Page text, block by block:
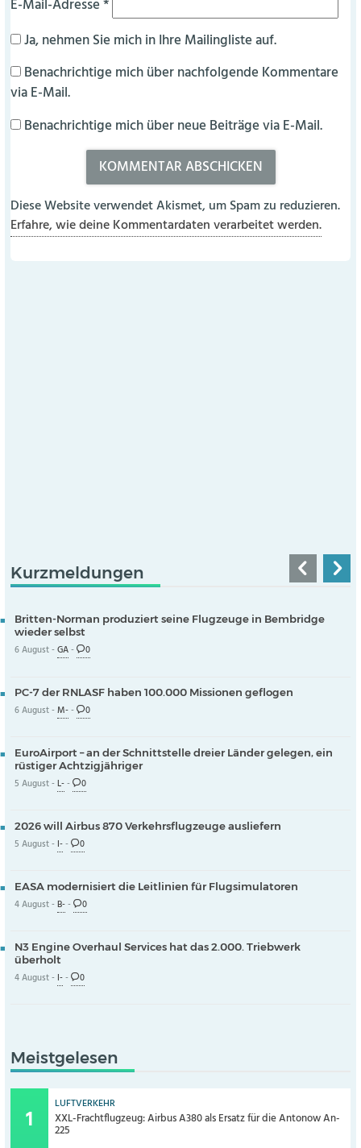
E-Mail-Adresse*
Ja, nehmen Sie mich in Ihre Mailingliste auf.
Benachrichtige mich über nachfolgende Kommentare
via E-Mail.
Benachrichtige mich über neue Beiträge via E-Mail.
Diese Website verwendet Akismet, um Spam zu reduzieren.
Erfahre, wie deine Kommentardaten verarbeitet werden.
Kurzmeldungen
Britten-Norman produziert seine Flugzeuge in Bembridge
wieder selbst
6 August -GA- 0
PC-7 der RNLASF haben 100.000 Missionen geflogen
6 August -M-- 0
EuroAirport – an der Schnittstelle dreier Länder gelegen, ein
rüstiger Achtzigjähriger
5 August -L-- 0
2026 will Airbus 870 Verkehrsflugzeuge ausliefern
5 August - I-- 0
EASA modernisiert die Leitlinien für Flugsimulatoren
4 August -B-- 0
N3 Engine Overhaul Services hat das 2.000. Triebwerk
überholt
4 August - I-- 0
Meistgelesen
LUFTVERKEHR
XXL-Frachtflugzeug: Airbus A380 als Ersatz für die Antonow An-
225